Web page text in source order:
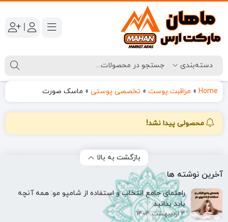
|
Home
» مراقبت پوست » تخصصی پوستی » ماسک صورت
محصولی پیدا نشد!
بازگشت به بالا
آخرین نوشته ها
راهنمای جامع انتخاب و استفاده از شامپو مو: همه آنچه
باید بدانید
4 اردیبهشت 1404